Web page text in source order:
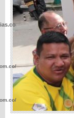
wp-
wp-
wp-